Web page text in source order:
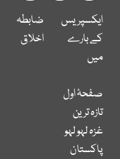
ایکسپریس
کے بارے
میں
ضابطہ
اخلاق
صفحۂ اول
تازہ ترین
غزہ لہو لہو
پاکستان